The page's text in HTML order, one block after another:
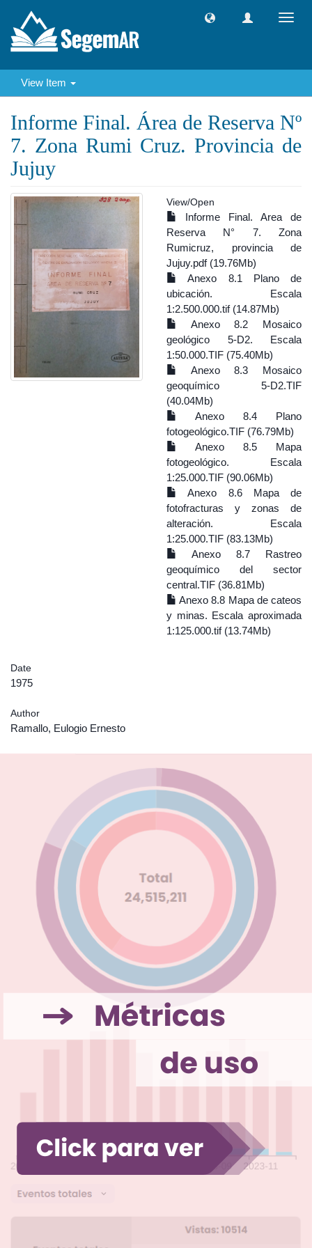
View Item
Informe Final. Área de Reserva Nº
7. Zona Rumi Cruz. Provincia de
Jujuy
View/Open
Informe Final. Area de
Reserva N° 7. Zona
Rumicruz, provincia de
Jujuy.pdf (19.76Mb)
Anexo 8.1 Plano de
ubicación. Escala
1:2.500.000.tif (14.87Mb)
Anexo 8.2 Mosaico
geológico 5-D2. Escala
1:50.000.TIF (75.40Mb)
Anexo 8.3 Mosaico
geoquímico 5-D2.TIF
(40.04Mb)
Anexo 8.4 Plano
fotogeológico.TIF (76.79Mb)
Anexo 8.5 Mapa
fotogeológico. Escala
1:25.000.TIF (90.06Mb)
Anexo 8.6 Mapa de
fotofracturas y zonas de
alteración. Escala
1:25.000.TIF (83.13Mb)
Anexo 8.7 Rastreo
geoquímico del sector
central.TIF (36.81Mb)
Anexo 8.8 Mapa de cateos
y minas. Escala aproximada
1:125.000.tif (13.74Mb)
Date
1975
Author
Ramallo, Eulogio Ernesto